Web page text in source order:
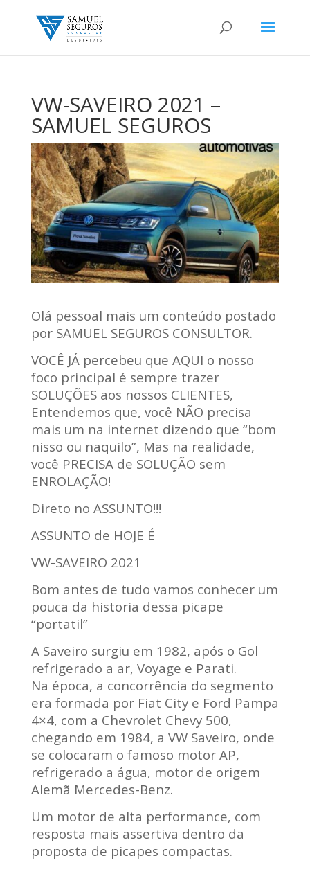
VW-SAVEIRO 2021 –
SAMUEL SEGUROS
Olá pessoal mais um conteúdo postado
por SAMUEL SEGUROS CONSULTOR.
VOCÊ JÁ percebeu que AQUI o nosso
foco principal é sempre trazer
SOLUÇÕES aos nossos CLIENTES,
Entendemos que, você NÃO precisa
mais um na internet dizendo que “bom
nisso ou naquilo”, Mas na realidade,
você PRECISA de SOLUÇÃO sem
ENROLAÇÃO!
Direto no ASSUNTO!!!
ASSUNTO de HOJE É
VW-SAVEIRO 2021
Bom antes de tudo vamos conhecer um
pouca da historia dessa picape
“portatil”
A Saveiro surgiu em 1982, após o Gol
refrigerado a ar, Voyage e Parati.
Na época, a concorrência do segmento
era formada por Fiat City e Ford Pampa
4×4, com a Chevrolet Chevy 500,
chegando em 1984, a VW Saveiro, onde
se colocaram o famoso motor AP,
refrigerado a água, motor de origem
Alemã Mercedes-Benz.
Um motor de alta performance, com
resposta mais assertiva dentro da
proposta de picapes compactas.